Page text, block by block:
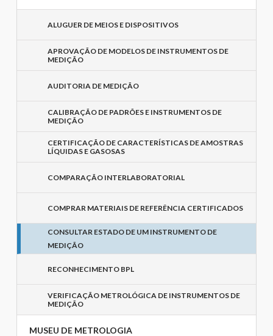
ALUGUER DE MEIOS E DISPOSITIVOS
APROVAÇÃO DE MODELOS DE INSTRUMENTOS DE
MEDIÇÃO
AUDITORIA DE MEDIÇÃO
CALIBRAÇÃO DE PADRÕES E INSTRUMENTOS DE
MEDIÇÃO
CERTIFICAÇÃO DE CARACTERÍSTICAS DE AMOSTRAS
LÍQUIDAS E GASOSAS
COMPARAÇÃO INTERLABORATORIAL
COMPRAR MATERIAIS DE REFERÊNCIA CERTIFICADOS
CONSULTAR ESTADO DE UM INSTRUMENTO DE
MEDIÇÃO
RECONHECIMENTO BPL
VERIFICAÇÃO METROLÓGICA DE INSTRUMENTOS DE
MEDIÇÃO
MUSEU DE METROLOGIA